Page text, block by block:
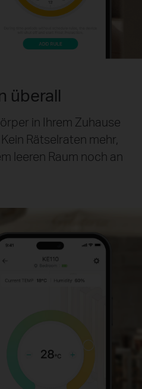
überall
in Ihrem Zuhause
Rätselraten mehr,
leeren Raum noch an